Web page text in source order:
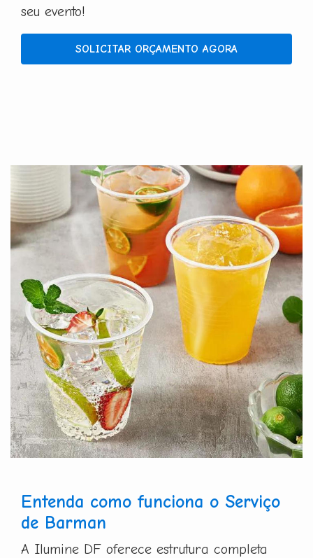
seu evento!
SOLICITAR ORÇAMENTO AGORA
Entenda como funciona o Serviço
de Barman
A Ilumine DF oferece estrutura completa